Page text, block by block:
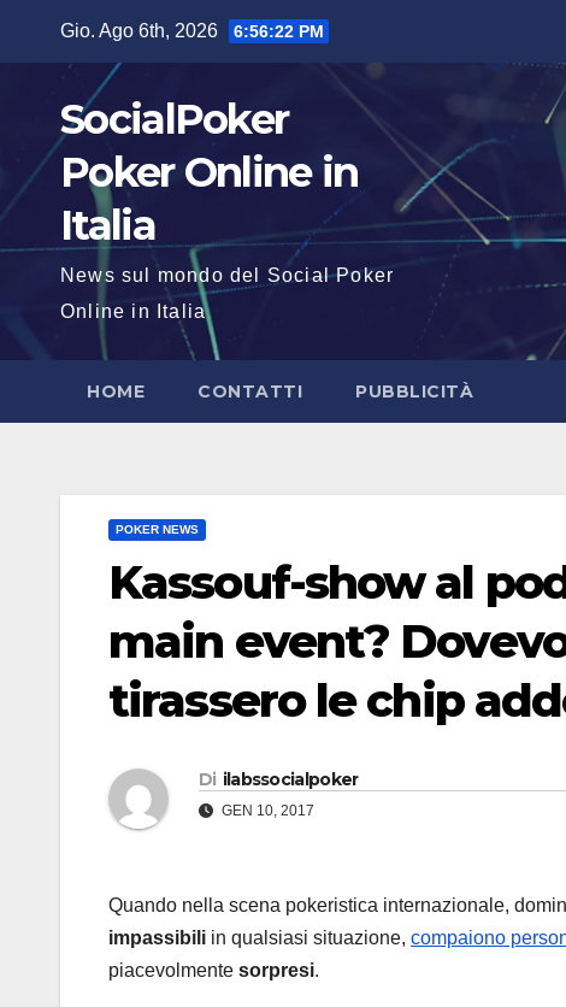
Gio. Ago 6th, 2026 6:56:23 PM
SocialPoker
Poker Online in
Italia
News sul mondo del Social Poker
Online in Italia
HOME CONTATTI PUBBLICITÀ
POKER NEWS
Kassouf-show al
main event?
tirassero le chip
Di ilabssocialpoker
GEN 10, 2017
Quando nella scena pokeristica internazionale,
impassibili in qualsiasi situazione, compaiono
piacevolmente sorpresi.